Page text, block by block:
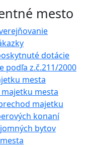
mesto
dotácie
podľa z.č.211/2000
mesta
mesta
majetku
konaní
bytov